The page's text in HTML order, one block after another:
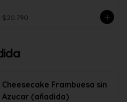
$20.790
Cheesecake Frambuesa sin
Azucar (añadida)